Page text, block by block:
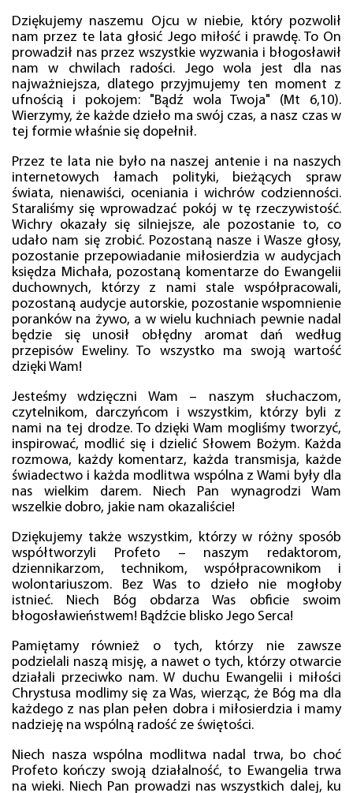
Dziękujemy naszemu Ojcu w niebie, który pozwolił
nam przez te lata głosić Jego miłość i prawdę. To On
prowadził nas przez wszystkie wyzwania i błogosławił
nam w chwilach radości. Jego wola jest dla nas
najważniejsza, dlatego przyjmujemy ten moment z
ufnością i pokojem: "Bądź wola Twoja" (Mt 6,10).
Wierzymy, że każde dzieło ma swój czas, a nasz czas w
tej formie właśnie się dopełnił.
Przez te lata nie było na naszej antenie i na naszych
internetowych łamach polityki, bieżących spraw
świata, nienawiści, oceniania i wichrów codzienności.
Staraliśmy się wprowadzać pokój w tę rzeczywistość.
Wichry okazały się silniejsze, ale pozostanie to, co
udało nam się zrobić. Pozostaną nasze i Wasze głosy,
pozostanie przepowiadanie miłosierdzia w audycjach
księdza Michała, pozostaną komentarze do Ewangelii
duchownych, którzy z nami stale współpracowali,
pozostaną audycje autorskie, pozostanie wspomnienie
poranków na żywo, a w wielu kuchniach pewnie nadal
będzie się unosił obłędny aromat dań według
przepisów Eweliny. To wszystko ma swoją wartość
dzięki Wam!
Jesteśmy wdzięczni Wam – naszym słuchaczom,
czytelnikom, darczyńcom i wszystkim, którzy byli z
nami na tej drodze. To dzięki Wam mogliśmy tworzyć,
inspirować, modlić się i dzielić Słowem Bożym. Każda
rozmowa, każdy komentarz, każda transmisja, każde
świadectwo i każda modlitwa wspólna z Wami były dla
nas wielkim darem. Niech Pan wynagrodzi Wam
wszelkie dobro, jakie nam okazaliście!
Dziękujemy także wszystkim, którzy w różny sposób
współtworzyli Profeto – naszym redaktorom,
dziennikarzom, technikom, współpracownikom i
wolontariuszom. Bez Was to dzieło nie mogłoby
istnieć. Niech Bóg obdarza Was obficie swoim
błogosławieństwem! Bądźcie blisko Jego Serca!
Pamiętamy również o tych, którzy nie zawsze
podzielali naszą misję, a nawet o tych, którzy otwarcie
działali przeciwko nam. W duchu Ewangelii i miłości
Chrystusa modlimy się za Was, wierząc, że Bóg ma dla
każdego z nas plan pełen dobra i miłosierdzia i mamy
nadzieję na wspólną radość ze świętości.
Niech nasza wspólna modlitwa nadal trwa, bo choć
Profeto kończy swoją działalność, to Ewangelia trwa
na wieki. Niech Pan prowadzi nas wszystkich dalej, ku